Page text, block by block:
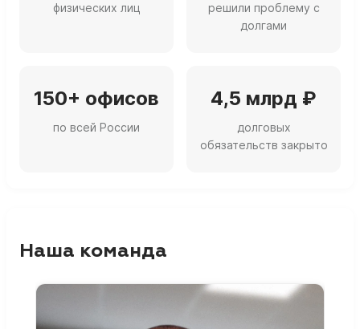
физических лиц
решили проблему с
долгами
150+ офисов
по всей России
4,5 млрд ₽
долговых
обязательств закрыто
Наша команда